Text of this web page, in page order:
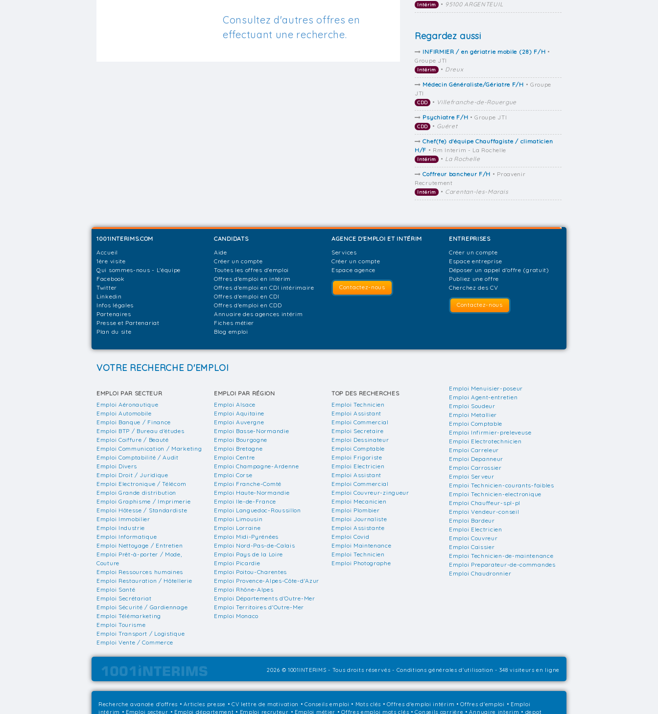
Consultez d'autres offres en
effectuant une recherche.
Intérim • 95100 ARGENTEUIL
Regardez aussi
INFIRMIER / en gériatrie mobile (28) F/H •
Groupe JTI
Intérim • Dreux
Médecin Généraliste/Gériatre F/H • Groupe
JTI
CDD • Villefranche-de-Rouergue
Psychiatre F/H • Groupe JTI
CDD • Guéret
Chef(fe) d'équipe Chauffagiste / climaticien
H/F • Rm Interim - La Rochelle
Intérim • La Rochelle
Coffreur bancheur F/H • Proavenir
Recrutement
Intérim • Carentan-les-Marais
1001INTERIMS.COM
Accueil
1ère visite
Qui sommes-nous - L'équipe
Facebook
Twitter
Linkedin
Infos légales
Partenaires
Presse et Partenariat
Plan du site
CANDIDATS
Aide
Créer un compte
Toutes les offres d'emploi
Offres d'emploi en intérim
Offres d'emploi en CDI intérimaire
Offres d'emploi en CDI
Offres d'emploi en CDD
Annuaire des agences intérim
Fiches métier
Blog emploi
AGENCE D'EMPLOI ET INTÉRIM
Services
Créer un compte
Espace agence
Contactez-nous
ENTREPRISES
Créer un compte
Espace entreprise
Déposer un appel d'offre (gratuit)
Publiez une offre
Cherchez des CV
Contactez-nous
VOTRE RECHERCHE D'EMPLOI
EMPLOI PAR SECTEUR
Emploi Aéronautique
Emploi Automobile
Emploi Banque / Finance
Emploi BTP / Bureau d'études
Emploi Coiffure / Beauté
Emploi Communication / Marketing
Emploi Comptabilité / Audit
Emploi Divers
Emploi Droit / Juridique
Emploi Electronique / Télécom
Emploi Grande distribution
Emploi Graphisme / Imprimerie
Emploi Hôtesse / Standardiste
Emploi Immobilier
Emploi Industrie
Emploi Informatique
Emploi Nettoyage / Entretien
Emploi Prêt-à-porter / Mode,
Couture
Emploi Ressources humaines
Emploi Restauration / Hôtellerie
Emploi Santé
Emploi Secrétariat
Emploi Sécurité / Gardiennage
Emploi Télémarketing
Emploi Tourisme
Emploi Transport / Logistique
Emploi Vente / Commerce
EMPLOI PAR RÉGION
Emploi Alsace
Emploi Aquitaine
Emploi Auvergne
Emploi Basse-Normandie
Emploi Bourgogne
Emploi Bretagne
Emploi Centre
Emploi Champagne-Ardenne
Emploi Corse
Emploi Franche-Comté
Emploi Haute-Normandie
Emploi Ile-de-France
Emploi Languedoc-Roussillon
Emploi Limousin
Emploi Lorraine
Emploi Midi-Pyrénées
Emploi Nord-Pas-de-Calais
Emploi Pays de la Loire
Emploi Picardie
Emploi Poitou-Charentes
Emploi Provence-Alpes-Côte-d'Azur
Emploi Rhône-Alpes
Emploi Départements d'Outre-Mer
Emploi Territoires d'Outre-Mer
Emploi Monaco
TOP DES RECHERCHES
Emploi Technicien
Emploi Assistant
Emploi Commercial
Emploi Secretaire
Emploi Dessinateur
Emploi Comptable
Emploi Frigoriste
Emploi Electricien
Emploi Assistant
Emploi Commercial
Emploi Couvreur-zingueur
Emploi Mecanicien
Emploi Plombier
Emploi Journaliste
Emploi Assistante
Emploi Covid
Emploi Maintenance
Emploi Technicien
Emploi Photographe
Emploi Menuisier-poseur
Emploi Agent-entretien
Emploi Soudeur
Emploi Metallier
Emploi Comptable
Emploi Infirmier-preleveuse
Emploi Electrotechnicien
Emploi Carreleur
Emploi Depanneur
Emploi Carrossier
Emploi Serveur
Emploi Technicien-courants-faibles
Emploi Technicien-electronique
Emploi Chauffeur-spl-pl
Emploi Vendeur-conseil
Emploi Bardeur
Emploi Electricien
Emploi Couvreur
Emploi Caissier
Emploi Technicien-de-maintenance
Emploi Preparateur-de-commandes
Emploi Chaudronnier
2026 © 1001INTERIMS - Tous droits réservés - Conditions générales d'utilisation - 348 visiteurs en ligne
Recherche avancée d'offres •Articles presse • CV lettre de motivation •Conseils emploi • Mots clés •Offres d'emploi intérim •Offres d'emploi • Emploi
intérim • Emploi secteur • Emploi département • Emploi recruteur • Emploi métier •Offres emploi mots clés •Conseils carrière •Annuaire interim • depot